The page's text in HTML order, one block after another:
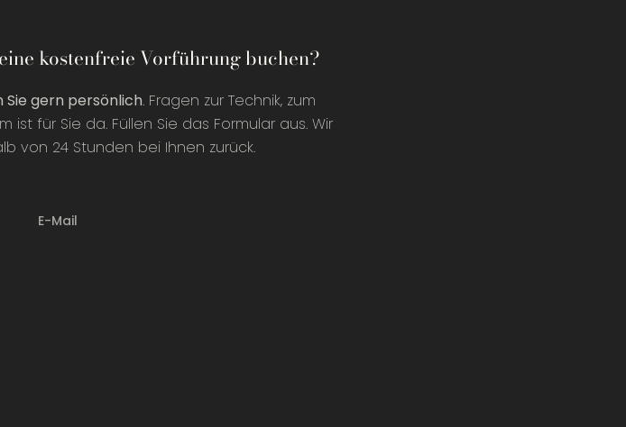
kostenfreie Vorführung buchen?
gern persönlich. Fragen zur Technik, zum
ist für Sie da. Füllen Sie das Formular aus. Wir
von 24 Stunden bei Ihnen zurück.